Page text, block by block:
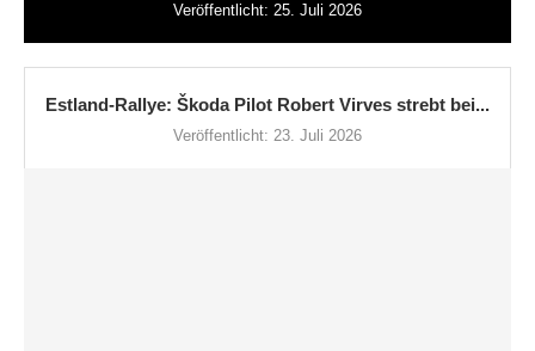
Veröffentlicht: 25. Juli 2026
Estland-Rallye: Škoda Pilot Robert Virves strebt bei...
Veröffentlicht: 23. Juli 2026